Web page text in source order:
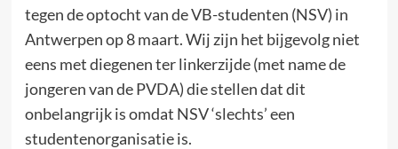
tegen de optocht van de VB-studenten (NSV) in
Antwerpen op 8 maart. Wij zijn het bijgevolg niet
eens met diegenen ter linkerzijde (met name de
jongeren van de PVDA) die stellen dat dit
onbelangrijk is omdat NSV ‘slechts’ een
studentenorganisatie is.